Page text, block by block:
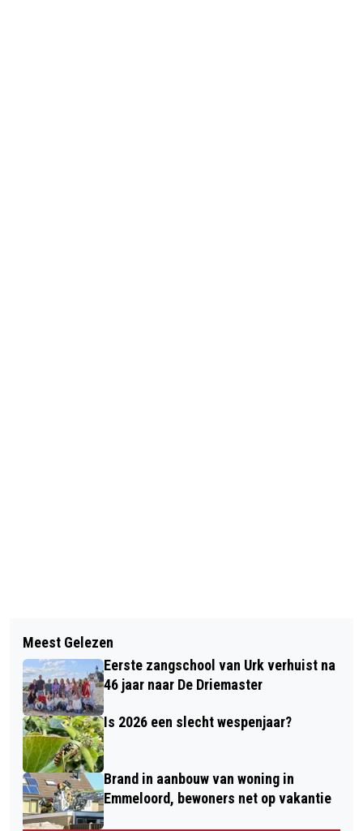
NOORDOOSTPOLDER IN BLOEI
LEKKER HET WATER OP IN EEN
ELEKTRISCHE SLOEP
Meest Gelezen
Eerste zangschool van Urk verhuist na
46 jaar naar De Driemaster
Is 2026 een slecht wespenjaar?
Brand in aanbouw van woning in
Emmeloord, bewoners net op vakantie